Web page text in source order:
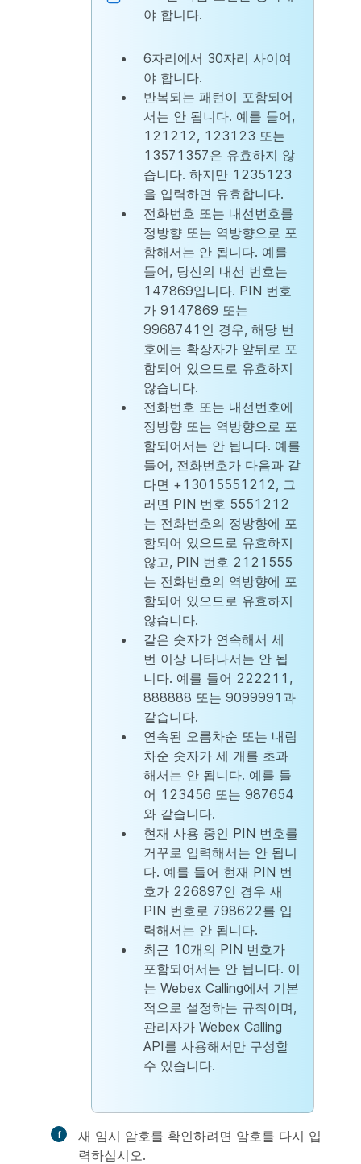
야 합니다.
6자리에서 30자리 사이여
야 합니다.
반복되는 패턴이 포함되어
서는 안 됩니다. 예를 들어,
121212, 123123 또는
13571357은 유효하지 않
습니다. 하지만 1235123
을 입력하면 유효합니다.
전화번호 또는 내선번호를
정방향 또는 역방향으로 포
함해서는 안 됩니다. 예를
들어, 당신의 내선 번호는
147869입니다. PIN 번호
가 9147869 또는
9968741인 경우, 해당 번
호에는 확장자가 앞뒤로 포
함되어 있으므로 유효하지
않습니다.
전화번호 또는 내선번호에
정방향 또는 역방향으로 포
함되어서는 안 됩니다. 예를
들어, 전화번호가 다음과 같
다면 +13015551212, 그
러면 PIN 번호 5551212
는 전화번호의 정방향에 포
함되어 있으므로 유효하지
않고, PIN 번호 2121555
는 전화번호의 역방향에 포
함되어 있으므로 유효하지
않습니다.
같은 숫자가 연속해서 세
번 이상 나타나서는 안 됩
니다. 예를 들어 222211,
888888 또는 9099991과
같습니다.
연속된 오름차순 또는 내림
차순 숫자가 세 개를 초과
해서는 안 됩니다. 예를 들
어 123456 또는 987654
와 같습니다.
현재 사용 중인 PIN 번호를
거꾸로 입력해서는 안 됩니
다. 예를 들어 현재 PIN 번
호가 226897인 경우 새
PIN 번호로 798622를 입
력해서는 안 됩니다.
최근 10개의 PIN 번호가
포함되어서는 안 됩니다. 이
는 Webex Calling에서 기본
적으로 설정하는 규칙이며,
관리자가 Webex Calling
API를 사용해서만 구성할
수 있습니다.
새 임시 암호를 확인하려면 암호를 다시 입
력하십시오.